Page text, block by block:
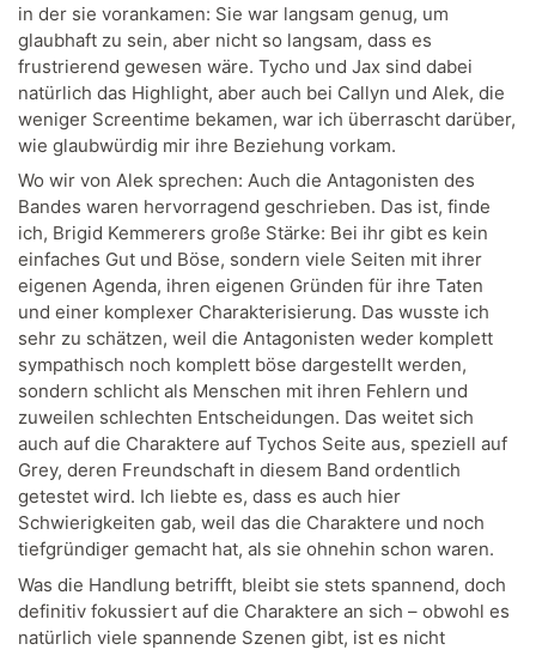
in der sie vorankamen: Sie war langsam genug, um
glaubhaft zu sein, aber nicht so langsam, dass es
frustrierend gewesen wäre. Tycho und Jax sind dabei
natürlich das Highlight, aber auch bei Callyn und Alek, die
weniger Screentime bekamen, war ich überrascht darüber,
wie glaubwürdig mir ihre Beziehung vorkam.
Wo wir von Alek sprechen: Auch die Antagonisten des
Bandes waren hervorragend geschrieben. Das ist, finde
ich, Brigid Kemmerers große Stärke: Bei ihr gibt es kein
einfaches Gut und Böse, sondern viele Seiten mit ihrer
eigenen Agenda, ihren eigenen Gründen für ihre Taten
und einer komplexer Charakterisierung. Das wusste ich
sehr zu schätzen, weil die Antagonisten weder komplett
sympathisch noch komplett böse dargestellt werden,
sondern schlicht als Menschen mit ihren Fehlern und
zuweilen schlechten Entscheidungen. Das weitet sich
auch auf die Charaktere auf Tychos Seite aus, speziell auf
Grey, deren Freundschaft in diesem Band ordentlich
getestet wird. Ich liebte es, dass es auch hier
Schwierigkeiten gab, weil das die Charaktere und noch
tiefgründiger gemacht hat, als sie ohnehin schon waren.
Was die Handlung betrifft, bleibt sie stets spannend, doch
definitiv fokussiert auf die Charaktere an sich – obwohl es
natürlich viele spannende Szenen gibt, ist es nicht